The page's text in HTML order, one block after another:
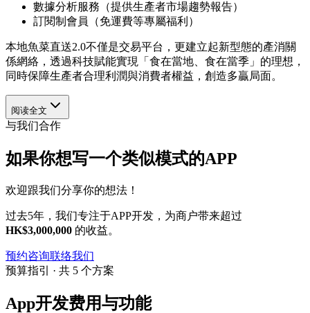
數據分析服務（提供生產者市場趨勢報告）
訂閱制會員（免運費等專屬福利）
本地魚菜直送2.0不僅是交易平台，更建立起新型態的產消關
係網絡，透過科技賦能實現「食在當地、食在當季」的理想，
同時保障生產者合理利潤與消費者權益，創造多贏局面。
阅读全文
与我们合作
如果你想写一个类似模式的APP
欢迎跟我们分享你的想法！
过去5年，我们专注于APP开发，为商户带来超过
HK$3,000,000 的收益。
预约咨询联络我们
预算指引 · 共 5 个方案
App开发费用与功能